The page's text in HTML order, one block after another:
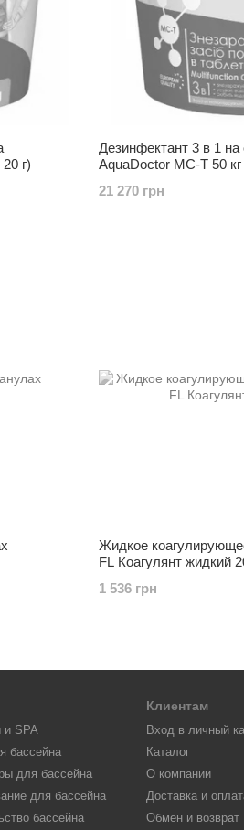
г)
Дезинфектант 3 в 1 на
AquaDoctor MC-T 50 кг
21 270 грн
Жидкое
FL Коагулянт жидкий
1 536 грн
и SPA
бассейна
для бассейна
для бассейна
бассейна
Клиентам
Вход в личный
Каталог
О компании
Доставка и
Обмен и возврат